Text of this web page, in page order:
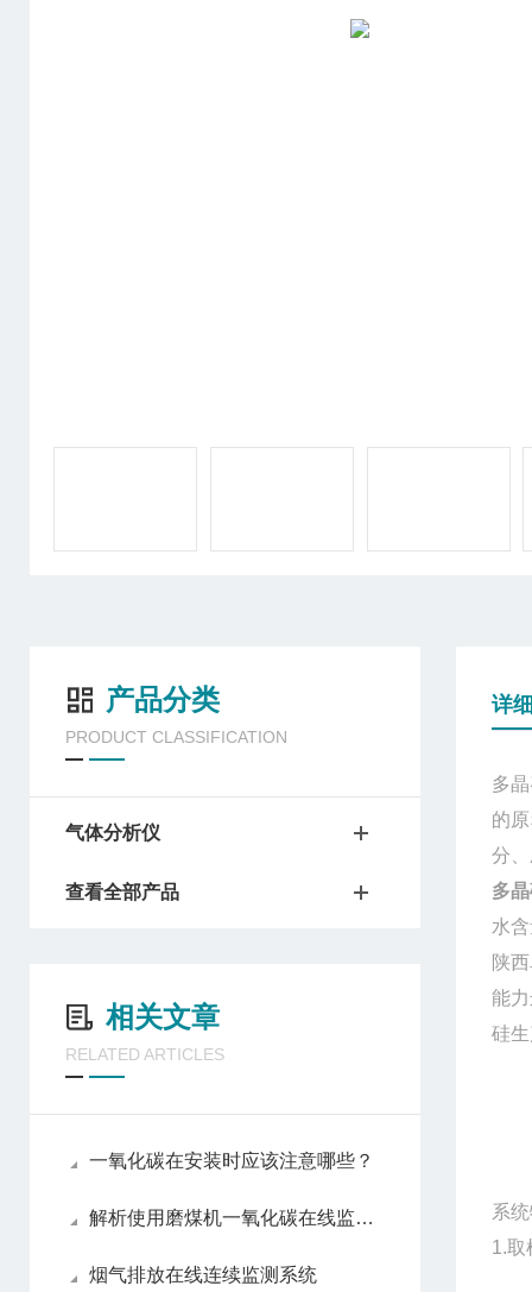
产品分类
PRODUCT CLASSIFICATION
气体分析仪
查看全部产品
相关文章
RELATED ARTICLES
一氧化碳在安装时应该注意哪些？
解析使用磨煤机一氧化碳在线监测系统的必要性
烟气排放在线连续监测系统
详
多
的
分
多
水
陕
能
硅
系
1.取